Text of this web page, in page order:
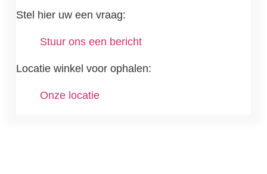
Stel hier uw een vraag:
Stuur ons een bericht
Locatie winkel voor ophalen:
Onze locatie